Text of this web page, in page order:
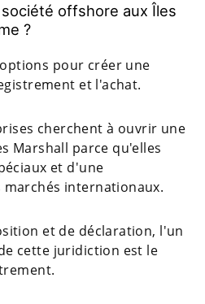
offshore aux Îles
?
pour créer une
et l'achat.
cherchent à ouvrir une
Marshall parce qu'elles
et d'une
marchés internationaux.
et de déclaration, l'un
cette juridiction est le